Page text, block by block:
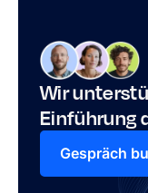
Wir
Einführung
Gespräch